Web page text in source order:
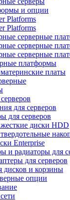
и опции
Platforms
Platforms
серверные
серверные
серверные
платформы
платы
для серверов
для серверов
диски HDD
Enterprise
и радиаторы для
для серверов
дисков и корзины
опции